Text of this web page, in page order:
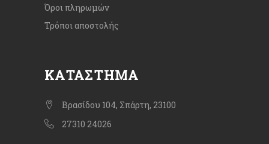
Όροι πληρωμών
Τρόποι αποστολής
ΚΑΤΆΣΤΗΜΑ
Βρασίδου 104, Σπάρτη, 23100
27310 24026